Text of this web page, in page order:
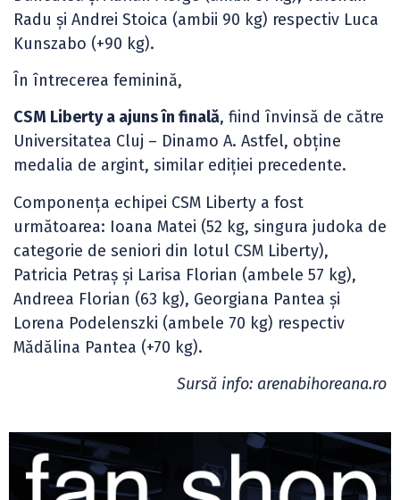
Radu și Andrei Stoica (ambii 90 kg) respectiv Luca
Kunszabo (+90 kg).
În întrecerea feminină,
CSM Liberty a ajuns în finală, fiind învinsă de către
Universitatea Cluj – Dinamo A. Astfel, obține
medalia de argint, similar ediției precedente.
Componența echipei CSM Liberty a fost
următoarea: Ioana Matei (52 kg, singura judoka de
categorie de seniori din lotul CSM Liberty),
Patricia Petraș și Larisa Florian (ambele 57 kg),
Andreea Florian (63 kg), Georgiana Pantea și
Lorena Podelenszki (ambele 70 kg) respectiv
Mădălina Pantea (+70 kg).
Sursă info: arenabihoreana.ro